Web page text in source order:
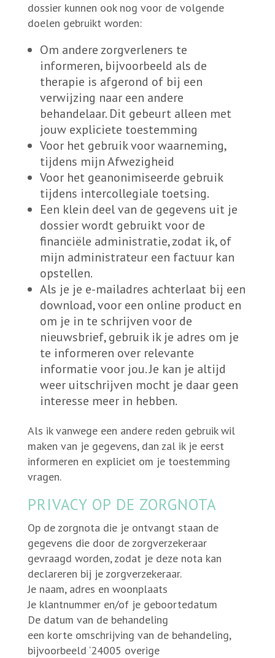
dossier kunnen ook nog voor de volgende
doelen gebruikt worden:
Om andere zorgverleners te
informeren, bijvoorbeeld als de
therapie is afgerond of bij een
verwijzing naar een andere
behandelaar. Dit gebeurt alleen met
jouw expliciete toestemming
Voor het gebruik voor waarneming,
tijdens mijn Afwezigheid
Voor het geanonimiseerde gebruik
tijdens intercollegiale toetsing.
Een klein deel van de gegevens uit je
dossier wordt gebruikt voor de
financiële administratie, zodat ik, of
mijn administrateur een factuur kan
opstellen.
Als je je e-mailadres achterlaat bij een
download, voor een online product en
om je in te schrijven voor de
nieuwsbrief, gebruik ik je adres om je
te informeren over relevante
informatie voor jou. Je kan je altijd
weer uitschrijven mocht je daar geen
interesse meer in hebben.
Als ik vanwege een andere reden gebruik wil
maken van je gegevens, dan zal ik je eerst
informeren en expliciet om je toestemming
vragen.
PRIVACY OP DE ZORGNOTA
Op de zorgnota die je ontvangt staan de
gegevens die door de zorgverzekeraar
gevraagd worden, zodat je deze nota kan
declareren bij je zorgverzekeraar.
Je naam, adres en woonplaats
Je klantnummer en/of je geboortedatum
De datum van de behandeling
een korte omschrijving van de behandeling,
bijvoorbeeld ‘24005 overige